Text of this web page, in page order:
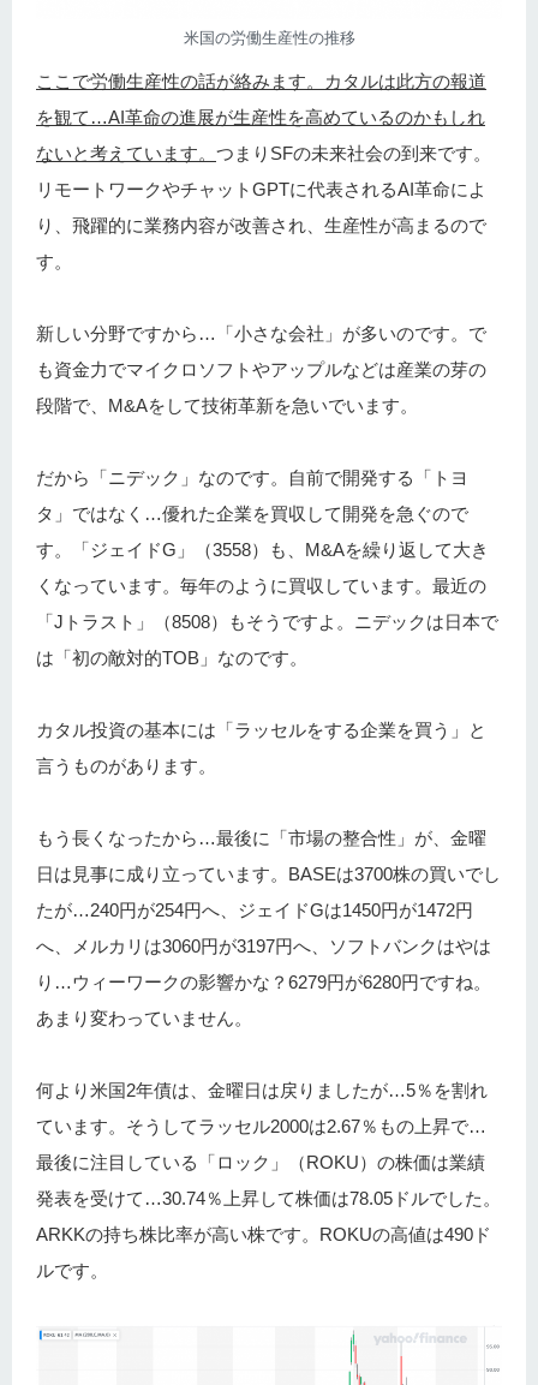
米国の労働生産性の推移
ここで労働生産性の話が絡みます。カタルは此方の報道
を観て…AI革命の進展が生産性を高めているのかもしれ
ないと考えています。 つまりSFの未来社会の到来です。
リモートワークやチャットGPTに代表されるAI革命によ
り、飛躍的に業務内容が改善され、生産性が高まるので
す。
新しい分野ですから…「小さな会社」が多いのです。で
も資金力でマイクロソフトやアップルなどは産業の芽の
段階で、M&Aをして技術革新を急いでいます。
だから「ニデック」なのです。自前で開発する「トヨ
タ」ではなく…優れた企業を買収して開発を急ぐので
す。「ジェイドG」（3558）も、M&Aを繰り返して大き
くなっています。毎年のように買収しています。最近の
「Jトラスト」（8508）もそうですよ。ニデックは日本で
は「初の敵対的TOB」なのです。
カタル投資の基本には「ラッセルをする企業を買う」と
言うものがあります。
もう長くなったから…最後に「市場の整合性」が、金曜
日は見事に成り立っています。BASEは3700株の買いでし
たが…240円が254円へ、ジェイドGは1450円が1472円
へ、メルカリは3060円が3197円へ、ソフトバンクはやは
り…ウィーワークの影響かな？6279円が6280円ですね。
あまり変わっていません。
何より米国2年債は、金曜日は戻りましたが…5％を割れ
ています。そうしてラッセル2000は2.67％もの上昇で…
最後に注目している「ロック」（ROKU）の株価は業績
発表を受けて…30.74％上昇して株価は78.05ドルでした。
ARKKの持ち株比率が高い株です。ROKUの高値は490ド
ルです。